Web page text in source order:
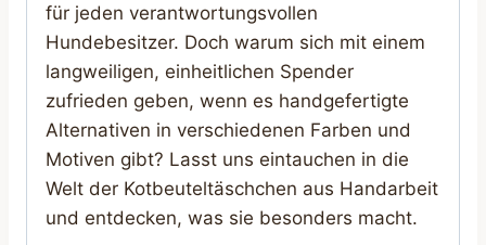
für jeden verantwortungsvollen
Hundebesitzer. Doch warum sich mit einem
langweiligen, einheitlichen Spender
zufrieden geben, wenn es handgefertigte
Alternativen in verschiedenen Farben und
Motiven gibt? Lasst uns eintauchen in die
Welt der Kotbeuteltäschchen aus Handarbeit
und entdecken, was sie besonders macht.